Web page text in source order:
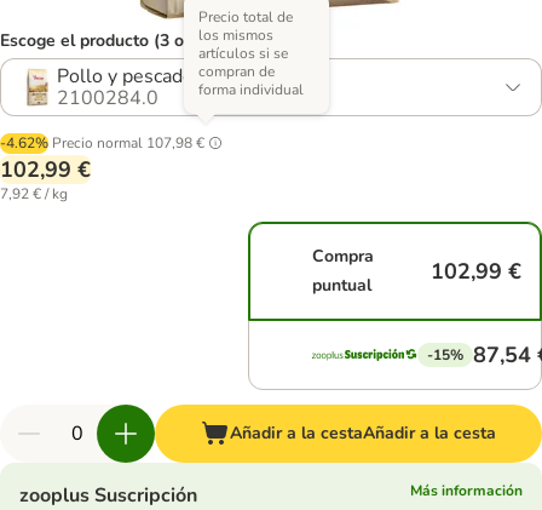
Escoge el producto (3 opciones)
Pollo y pescado
2100284.0
-4.62% Precio normal 107,98 €
Precio total de
los mismos
artículos si se
compran de
forma individual
102,99 €
7,92 € / kg
Compra
puntual
102,99 €
-15% 87,54
Añadir a la cestaAñadir a la cesta
zooplus Suscripción
Más información